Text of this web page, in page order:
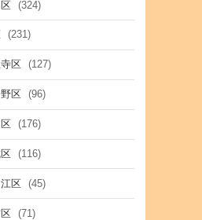
(324)
(231)
区 (127)
区 (96)
(176)
(116)
区 (45)
(71)